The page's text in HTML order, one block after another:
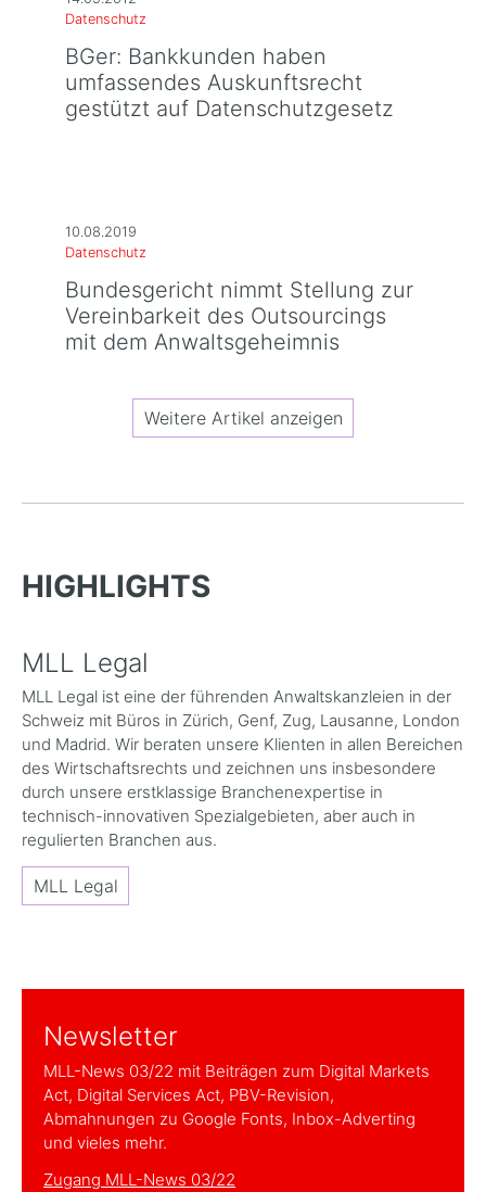
Datenschutz
BGer: Bankkunden haben
umfassendes Auskunftsrecht
gestützt auf Datenschutzgesetz
10.08.2019
Datenschutz
Bundesgericht nimmt Stellung zur
Vereinbarkeit des Outsourcings
mit dem Anwaltsgeheimnis
Weitere Artikel anzeigen
HIGHLIGHTS
MLL Legal
MLL Legal ist eine der führenden Anwaltskanzleien in der
Schweiz mit Büros in Zürich, Genf, Zug, Lausanne, London
und Madrid. Wir beraten unsere Klienten in allen Bereichen
des Wirtschaftsrechts und zeichnen uns insbesondere
durch unsere erstklassige Branchenexpertise in
technisch-innovativen Spezialgebieten, aber auch in
regulierten Branchen aus.
MLL Legal
Newsletter
MLL-News 03/22 mit Beiträgen zum Digital Markets
Act, Digital Services Act, PBV-Revision,
Abmahnungen zu Google Fonts, Inbox-Adverting
und vieles mehr.
Zugang MLL-News 03/22